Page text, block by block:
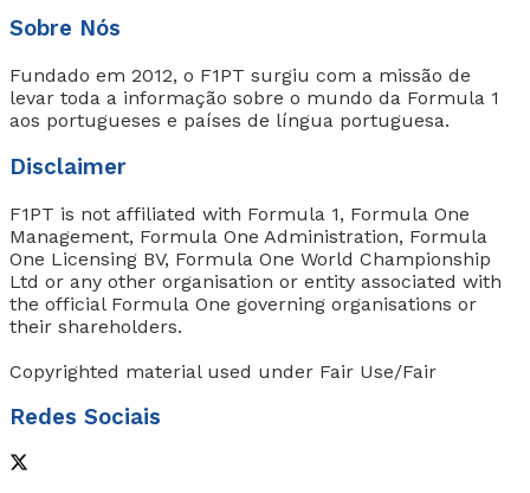
Sobre Nós
Fundado em 2012, o F1PT surgiu com a missão de
levar toda a informação sobre o mundo da Formula 1
aos portugueses e países de língua portuguesa.
Disclaimer
F1PT is not affiliated with Formula 1, Formula One
Management, Formula One Administration, Formula
One Licensing BV, Formula One World Championship
Ltd or any other organisation or entity associated with
the official Formula One governing organisations or
their shareholders.
Copyrighted material used under Fair Use/Fair
Redes Sociais